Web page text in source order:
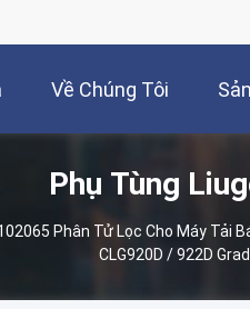
Về Chúng Tôi
Phụ Tùng
Phân Tử Lọc Cho Máy Tải
CLG920D / 922D